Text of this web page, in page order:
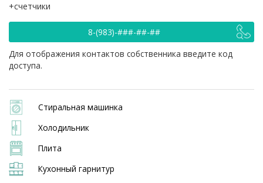
счетчики
8-(983)-###-##-##
Для отображения контактов собственника введите код
доступа.
Стиральная машинка
Холодильник
Плита
Кухонный гарнитур